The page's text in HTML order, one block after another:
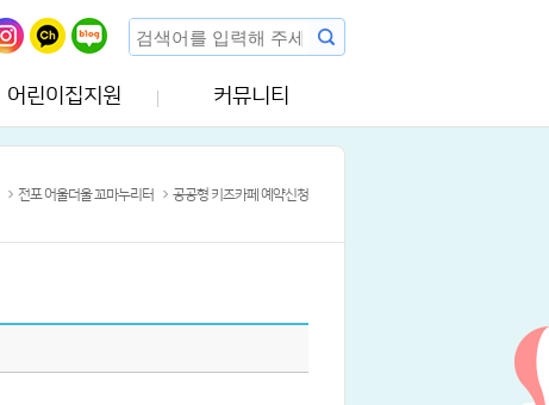
어린이집지원 커뮤니티
전포 어울더울 꼬마누리터 공공형 키즈카페 예약신청